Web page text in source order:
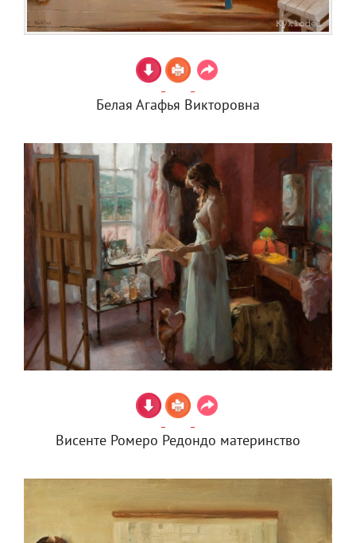
Белая Агафья Викторовна
Висенте Ромеро Редондо материнство